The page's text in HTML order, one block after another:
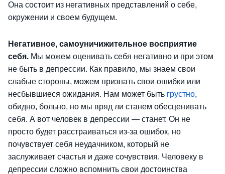
Она состоит из негативных представлений о себе,
окружении и своем будущем.
Негативное, самоуничижительное восприятие
себя. Мы можем оценивать себя негативно и при этом
не быть в депрессии. Как правило, мы знаем свои
слабые стороны, можем признать свои ошибки или
несбывшиеся ожидания. Нам может быть грустно,
обидно, больно, но мы вряд ли станем обесценивать
себя. А вот человек в депрессии — станет. Он не
просто будет расстраиваться из-за ошибок, но
почувствует себя неудачником, который не
заслуживает счастья и даже сочувствия. Человеку в
депрессии сложно вспомнить свои достоинства